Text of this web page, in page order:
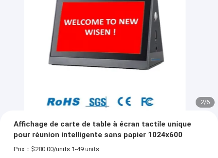
3/6
Affichage de carte de table à écran tactile unique
pour réunion intelligente sans papier 1024x600
Prix：$280.00/units 1-49 units